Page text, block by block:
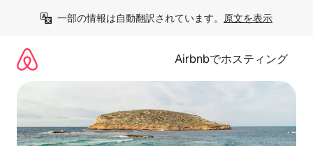
一部の情報は自動翻訳されています。 原文を表示
Airbnbでホスティング